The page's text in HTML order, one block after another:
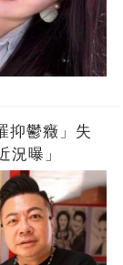
抑鬱癥」失
曝」